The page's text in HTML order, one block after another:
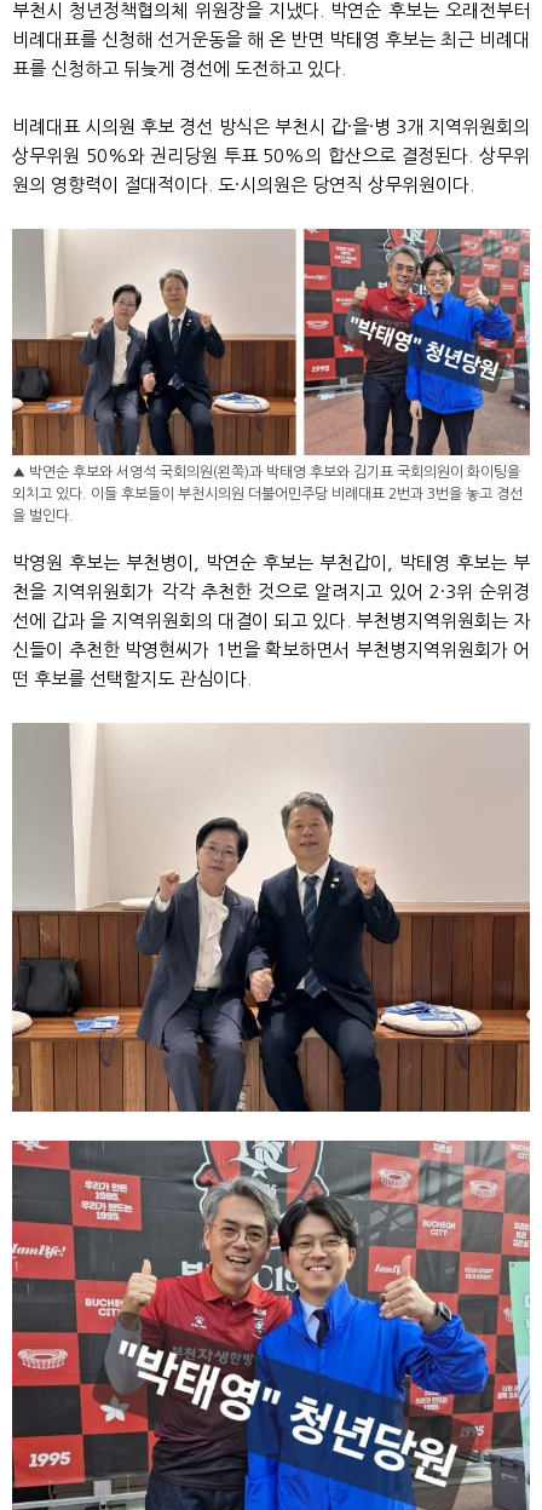
부천시 청년정책협의체 위원장을 지냈다. 박연순 후보는 오래전부터
비례대표를 신청해 선거운동을 해 온 반면 박태영 후보는 최근 비례대
표를 신청하고 뒤늦게 경선에 도전하고 있다.
비례대표 시의원 후보 경선 방식은 부천시 갑·을·병 3개 지역위원회의
상무위원 50%와 권리당원 투표 50%의 합산으로 결정된다. 상무위
원의 영향력이 절대적이다. 도·시의원은 당연직 상무위원이다.
▲ 박연순 후보와 서영석 국회의원(왼쪽)과 박태영 후보와 김기표 국회의원이 화이팅을
외치고 있다. 이들 후보들이 부천시의원 더불어민주당 비례대표 2번과 3번을 놓고 경선
을 벌인다.
박영원 후보는 부천병이, 박연순 후보는 부천갑이, 박태영 후보는 부
천을 지역위원회가 각각 추천한 것으로 알려지고 있어 2·3위 순위경
선에 갑과 을 지역위원회의 대결이 되고 있다. 부천병지역위원회는 자
신들이 추천한 박영현씨가 1번을 확보하면서 부천병지역위원회가 어
떤 후보를 선택할지도 관심이다.